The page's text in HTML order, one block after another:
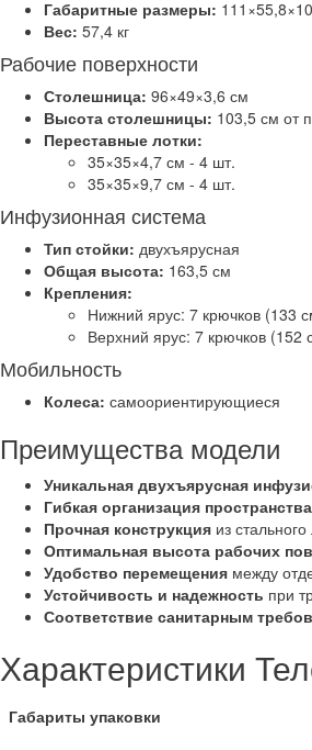
Габаритные размеры:
Вес: 57,4 кг
Рабочие поверхности
Столешница: 96×49×3,6 см
Высота столешницы: 103,5 см от
Переставные лотки:
35×35×4,7 см - 4 шт.
35×35×9,7 см - 4 шт.
Инфузионная система
Тип стойки: двухъярусная
Общая высота: 163,5 см
Крепления:
Нижний ярус: 7 крючков (133
Верхний ярус: 7 крючков (152
Мобильность
Колеса: самоориентирующиеся
Преимущества модели
Уникальная двухъярусная
Гибкая организация пространства
Прочная конструкция из
Оптимальная высота рабочих
Удобство перемещения между
Устойчивость и надежность при
Соответствие санитарным
Характеристики
Габариты упаковки